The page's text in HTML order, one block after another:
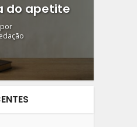
do apetite
por